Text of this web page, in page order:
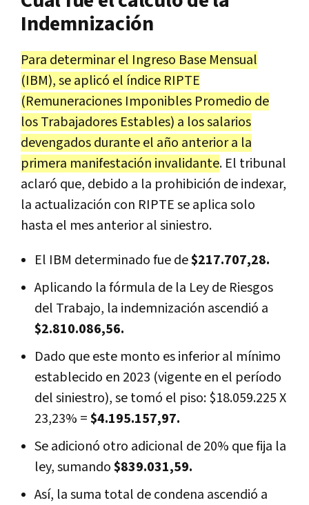
Indemnización
Para determinar el Ingreso Base Mensual
(IBM), se aplicó el índice RIPTE
(Remuneraciones Imponibles Promedio de
los Trabajadores Estables) a los salarios
devengados durante el año anterior a la
primera manifestación invalidante. El tribunal
aclaró que, debido a la prohibición de indexar,
la actualización con RIPTE se aplica solo
hasta el mes anterior al siniestro.
El IBM determinado fue de$217.707,28.
Aplicando la fórmula de la Ley de Riesgos
del Trabajo, la indemnización ascendió a
$2.810.086,56.
Dado que este monto es inferior al mínimo
establecido en 2023 (vigente en el período
del siniestro), se tomó el piso: $18.059.225 X
23,23% =$4.195.157,97.
Se adicionó otro adicional de 20% que fija la
ley, sumando$839.031,59.
Así, la suma total de condena ascendió a